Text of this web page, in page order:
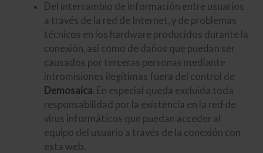
Del intercambio de información entre usuarios
a través de la red de Internet, y de problemas
técnicos en los hardware producidos durante la
conexión, así como de daños que puedan ser
causados por terceras personas mediante
intromisiones ilegítimas fuera del control de
Demosaica. En especial queda excluida toda
responsabilidad por la existencia en la red de
virus informáticos que puedan acceder al
equipo del usuario a través de la conexión con
esta web.